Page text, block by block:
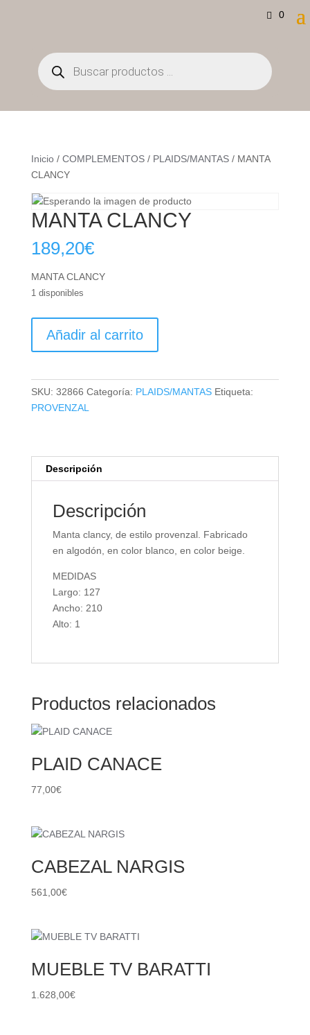
0
Búsqueda
de
productos
Inicio/ COMPLEMENTOS/ PLAIDS/MANTAS/ MANTA
CLANCY
MANTA CLANCY
189,20€
MANTA CLANCY
1 disponibles
CLANCY
Añadir al carrito
SKU: 32866 Categoría: PLAIDS/MANTAS Etiqueta:
PROVENZAL
Descripción
Descripción
Manta clancy, de estilo provenzal. Fabricado
en algodón, en color blanco, en color beige.
MEDIDAS
Largo: 127
Ancho: 210
Alto: 1
Productos relacionados
PLAID CANACE
77,00€
CABEZAL NARGIS
561,00€
MUEBLE TV BARATTI
1.628,00€